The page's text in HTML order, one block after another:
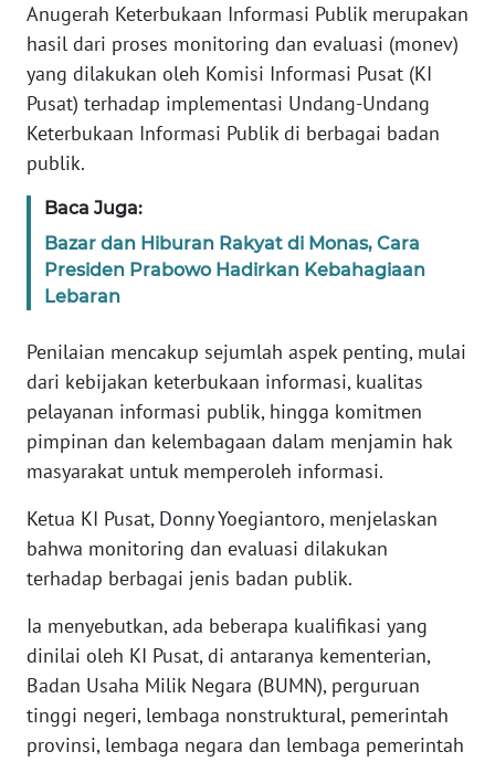
Anugerah Keterbukaan Informasi Publik merupakan
hasil dari proses monitoring dan evaluasi (monev)
yang dilakukan oleh Komisi Informasi Pusat (KI
Pusat) terhadap implementasi Undang-Undang
Keterbukaan Informasi Publik di berbagai badan
publik.
Baca Juga:
Bazar dan Hiburan Rakyat di Monas, Cara
Presiden Prabowo Hadirkan Kebahagiaan
Lebaran
Penilaian mencakup sejumlah aspek penting, mulai
dari kebijakan keterbukaan informasi, kualitas
pelayanan informasi publik, hingga komitmen
pimpinan dan kelembagaan dalam menjamin hak
masyarakat untuk memperoleh informasi.
Ketua KI Pusat, Donny Yoegiantoro, menjelaskan
bahwa monitoring dan evaluasi dilakukan
terhadap berbagai jenis badan publik.
Ia menyebutkan, ada beberapa kualifikasi yang
dinilai oleh KI Pusat, di antaranya kementerian,
Badan Usaha Milik Negara (BUMN), perguruan
tinggi negeri, lembaga nonstruktural, pemerintah
provinsi, lembaga negara dan lembaga pemerintah
WN
SUMUT
WN
JAKARTA
WN
WN
BANTEN
NTT
WN
KEPRI
WN
PAPUA
PAPUA
BARAT
WN
RIAU